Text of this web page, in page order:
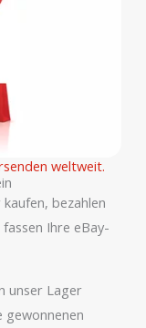
weltweit.
bezahlen
Ihre eBay-
unser Lager
gewonnenen